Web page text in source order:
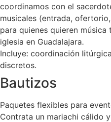
coordinamos con el
musicales (entrada,
para quienes quieren
iglesia en Guadalajara.
Incluye: coordinación
discretos.
Bautizos
Paquetes flexibles para
Contrata un mariachi cálido